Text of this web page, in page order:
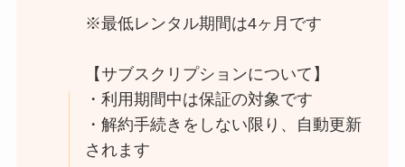
※最低レンタル期間は4ヶ月です
【サブスクリプションについて】
・利用期間中は保証の対象です
・解約手続きをしない限り、自動更新
されます